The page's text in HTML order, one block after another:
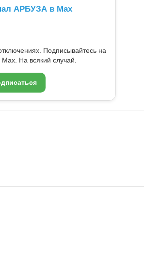
АРБУЗА в Max
Подписывайтесь на
Max. На всякий случай.